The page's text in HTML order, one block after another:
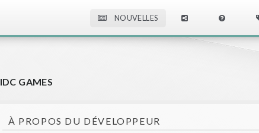
NOUVELLES
IDC GAMES
À PROPOS DU DÉVELOPPEUR